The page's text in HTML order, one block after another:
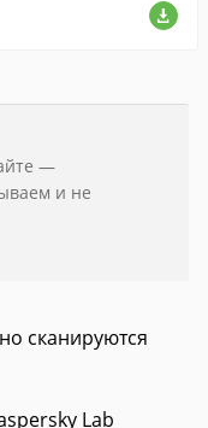
—
и не
сканируются
Lab